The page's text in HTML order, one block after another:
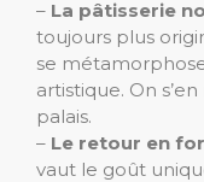
– La pâtisserie
toujours plus
se
artistique. On
palais.
– Le retour en
vaut le goût